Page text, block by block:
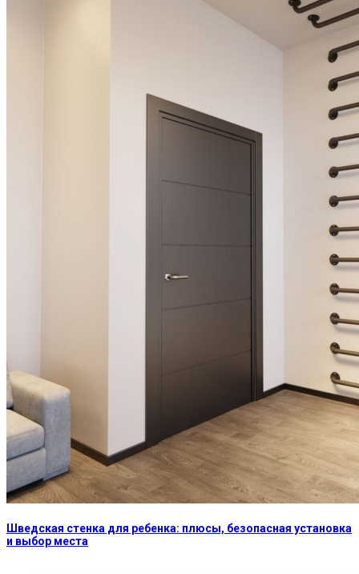
Шведская стенка для ребенка: плюсы, безопасная установка
и выбор места